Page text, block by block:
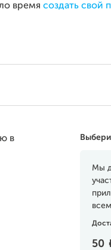
время создать свой
Мы
50
в